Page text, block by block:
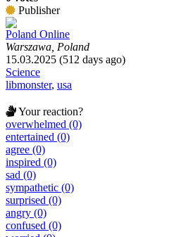
Publisher
Poland Online
Warszawa, Poland
15.03.2025 (512 days ago)
Science
libmonster, usa
Your reaction?
overwhelmed (0)
entertained (0)
agree (0)
inspired (0)
sad (0)
sympathetic (0)
surprised (0)
angry (0)
confused (0)